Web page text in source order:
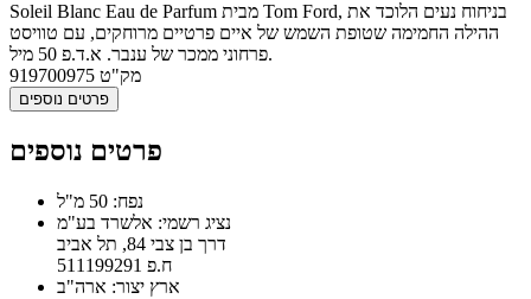
Soleil Blanc Eau de Parfum מבית Tom Ford, בניחוח נעים הלוכד את
ההילה החמימה שטופת השמש של איים פרטיים מרוחקים, עם טוויסט
פרחוני ממכר של ענבר. א.ד.פ 50 מיל.
מק"ט 919700975
פרטים נוספים
פרטים נוספים
נפח: 50 מ"ל
נציג רשמי: אלשרד בע"מ
דרך בן צבי 84, תל אביב
ח.פ 511199291
ארץ יצור: ארה"ב